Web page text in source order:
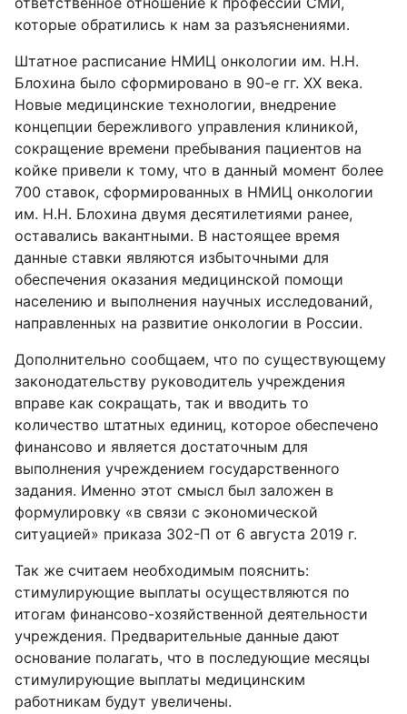
которые обратились к нам за разъяснениями.
Штатное расписание НМИЦ онкологии им. Н.Н.
Блохина было сформировано в 90-е гг. ХХ века.
Новые медицинские технологии, внедрение
концепции бережливого управления клиникой,
сокращение времени пребывания пациентов на
койке привели к тому, что в данный момент более
700 ставок, сформированных в НМИЦ онкологии
им. Н.Н. Блохина двумя десятилетиями ранее,
оставались вакантными. В настоящее время
данные ставки являются избыточными для
обеспечения оказания медицинской помощи
населению и выполнения научных исследований,
направленных на развитие онкологии в России.
Дополнительно сообщаем, что по существующему
законодательству руководитель учреждения
вправе как сокращать, так и вводить то
количество штатных единиц, которое обеспечено
финансово и является достаточным для
выполнения учреждением государственного
задания. Именно этот смысл был заложен в
формулировку «в связи с экономической
ситуацией» приказа 302-П от 6 августа 2019 г.
Так же считаем необходимым пояснить:
стимулирующие выплаты осуществляются по
итогам финансово-хозяйственной деятельности
учреждения. Предварительные данные дают
основание полагать, что в последующие месяцы
стимулирующие выплаты медицинским
работникам будут увеличены.